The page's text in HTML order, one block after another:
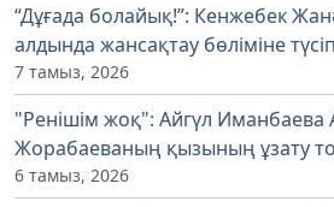
“Дұғада болайық!”: Кенжебек
алдында жансақтау бөліміне
7 тамыз, 2026
"Ренішім жоқ": Айгүл Иманбаева
Жорабаеваның қызының ұзату
6 тамыз, 2026